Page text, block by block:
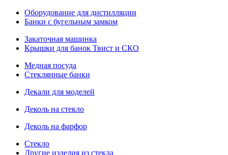
Оборудование для дистилляции
Банки с бугельным замком
Закаточная машинка
Крышки для банок Твист и СКО
Медная посуда
Стеклянные банки
Декали для моделей
Деколь на стекло
Деколь на фарфор
Стекло
Другие изделия из стекла